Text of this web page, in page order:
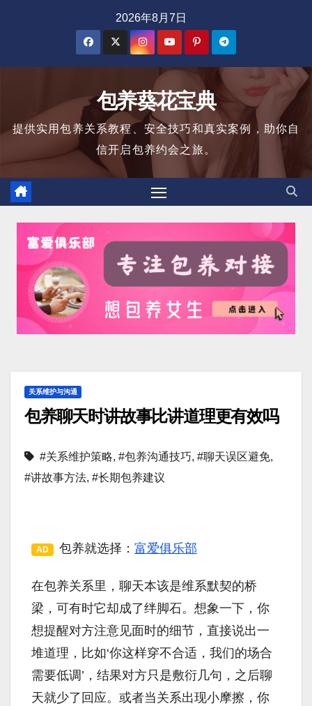
2026年8月7日
包养葵花宝典
提供实用包养关系教程、安全技巧和真实案例，助你自
信开启包养约会之旅。
关系维护与沟通
包养聊天时讲故事比讲道理更有效吗
#关系维护策略, #包养沟通技巧, #聊天误区避免,
#讲故事方法, #长期包养建议
AD 包养就选择： 富爱俱乐部
在包养关系里，聊天本该是维系默契的桥
梁，可有时它却成了绊脚石。想象一下，你
想提醒对方注意见面时的细节，直接说出一
堆道理，比如‘你这样穿不合适，我们的场合
需要低调’，结果对方只是敷衍几句，之后聊
天就少了回应。或者当关系出现小摩擦，你